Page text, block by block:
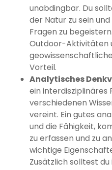
unabdingbar. Du
der Natur zu sein
Fragen zu
Outdoor-Aktivitäten
Vorteil.
Analytisches
ein interdisziplinäres
verschiedenen
vereint. Ein gutes
und die Fähigkeit,
zu erfassen und zu
wichtige
Zusätzlich solltest du